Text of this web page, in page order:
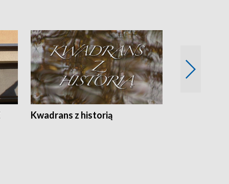
Kwadrans z historią